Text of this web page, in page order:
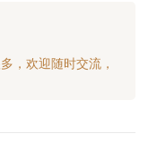
，欢迎随时交流，